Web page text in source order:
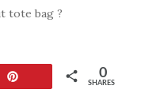
tote bag ?
SHARES
0